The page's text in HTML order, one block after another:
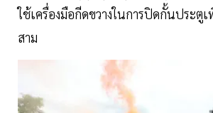
ใช้เครื่องมือกีดขวางในการปิดกั้นประตู
สาม